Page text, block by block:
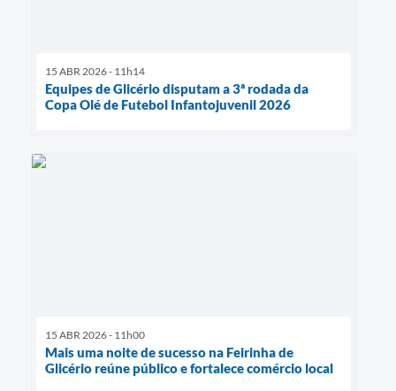
15 ABR 2026 - 11h14
Equipes de Glicério disputam a 3ª rodada da
Copa Olé de Futebol Infantojuvenil 2026
15 ABR 2026 - 11h00
Mais uma noite de sucesso na Feirinha de
Glicério reúne público e fortalece comércio local